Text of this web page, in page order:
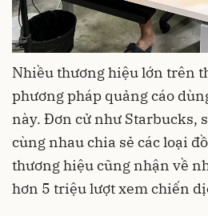
Nhiều thương hiệu lớn trên
phương pháp quảng cáo
này. Đơn cử như Starbucks,
cùng nhau chia sẻ các loại
thương hiệu cũng nhận về
hơn 5 triệu lượt xem chiến